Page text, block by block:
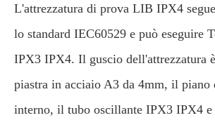
L'attrezzatura di prova LIB IPX4
lo standard IEC60529 e può eseguire
IPX3 IPX4. Il guscio dell'attrezzatura
piastra in acciaio A3 da 4mm, il piano
interno, il tubo oscillante IPX3 IPX4